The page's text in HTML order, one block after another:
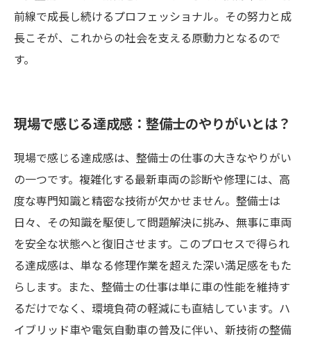
前線で成長し続けるプロフェッショナル。その努力と成
長こそが、これからの社会を支える原動力となるので
す。
現場で感じる達成感：整備士のやりがいとは？
現場で感じる達成感は、整備士の仕事の大きなやりがい
の一つです。複雑化する最新車両の診断や修理には、高
度な専門知識と精密な技術が欠かせません。整備士は
日々、その知識を駆使して問題解決に挑み、無事に車両
を安全な状態へと復旧させます。このプロセスで得られ
る達成感は、単なる修理作業を超えた深い満足感をもた
らします。また、整備士の仕事は単に車の性能を維持す
るだけでなく、環境負荷の軽減にも直結しています。ハ
イブリッド車や電気自動車の普及に伴い、新技術の整備